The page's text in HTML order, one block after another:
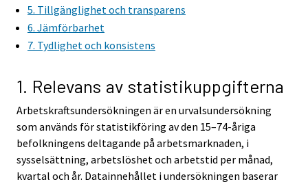
5. Tillgänglighet och transparens
6. Jämförbarhet
7. Tydlighet och konsistens
1. Relevans av statistikuppgifterna
Arbetskraftsundersökningen är en urvalsundersökning
som används för statistikföring av den 15–74-åriga
befolkningens deltagande på arbetsmarknaden, i
sysselsättning, arbetslöshet och arbetstid per månad,
kvartal och år. Datainnehållet i undersökningen baserar